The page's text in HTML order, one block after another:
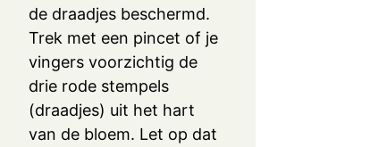
de draadjes beschermd.
Trek met een pincet of je
vingers voorzichtig de
drie rode stempels
(draadjes) uit het hart
van de bloem. Let op dat